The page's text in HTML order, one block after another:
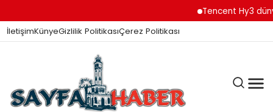
Tencent Hy3 dünya
İletişimKünyeGizlilik PolitikasıÇerez Politikası